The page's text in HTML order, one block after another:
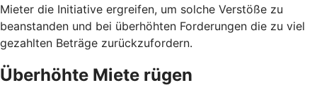
Mieter die Initiative ergreifen, um solche Verstöße zu
beanstanden und bei überhöhten Forderungen die zu viel
gezahlten Beträge zurückzufordern.
Überhöhte Miete rügen